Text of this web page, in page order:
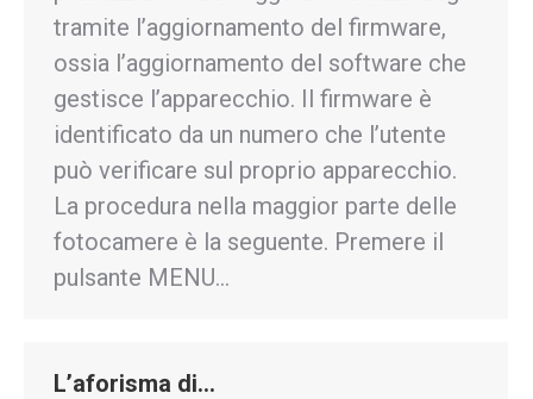
tramite l’aggiornamento del firmware,
ossia l’aggiornamento del software che
gestisce l’apparecchio. Il firmware è
identificato da un numero che l’utente
può verificare sul proprio apparecchio.
La procedura nella maggior parte delle
fotocamere è la seguente. Premere il
pulsante MENU…
L’aforisma di…